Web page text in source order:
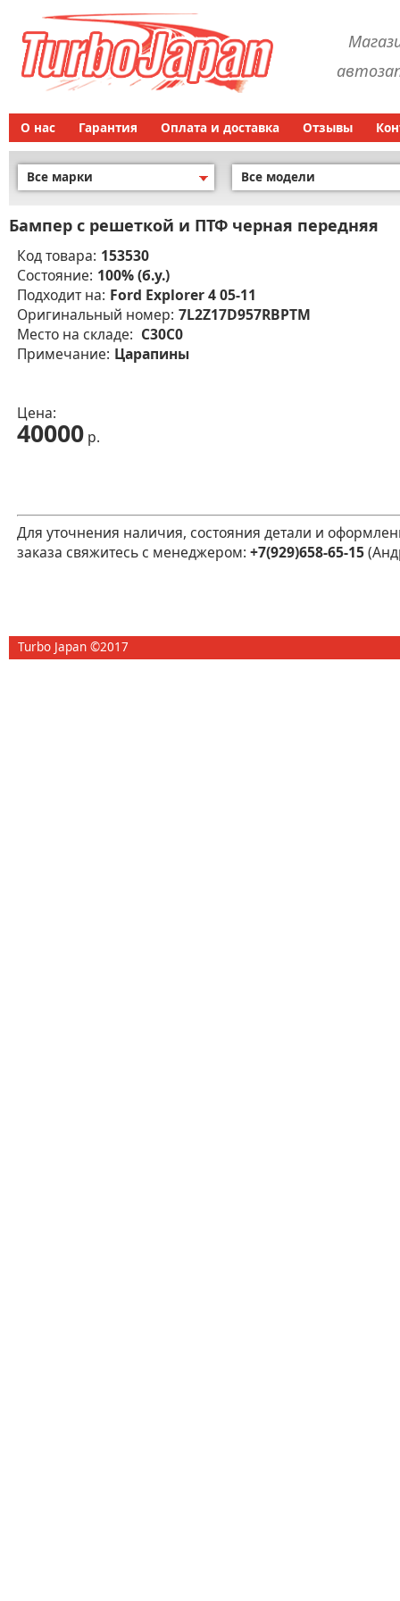
О нас Гарантия Оплата и доставка Отзывы
Все марки Все модели
Бампер с решеткой и ПТФ черная передняя
Код товара: 153530
Состояние: 100% (б.у.)
Подходит на: Ford Explorer 4 05-11
Оригинальный номер: 7L2Z17D957RBPTM
Место на складе: C30C0
Примечание: Царапины
Цена:
40000 р.
Для уточнения наличия, состояния детали и
заказа свяжитесь с менеджером: +7(929)658-65-15
Turbo Japan ©2017